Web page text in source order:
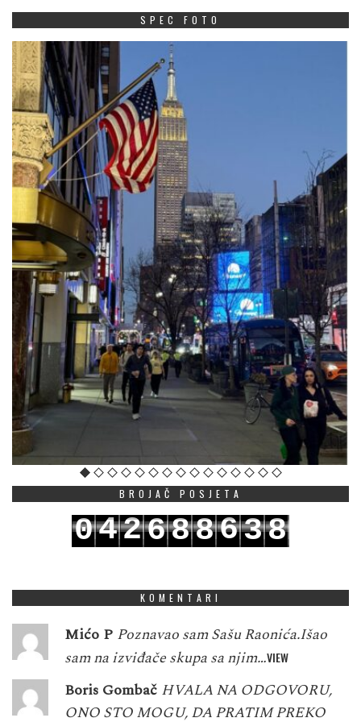
SPEC FOTO
BROJAČ POSJETA
042688638
KOMENTARI
Mićo P Poznavao sam Sašu Raonića.Išao
sam na izviđače skupa sa njim…VIEW
Boris Gombač HVALA NA ODGOVORU,
ONO STO MOGU, DA PRATIM PREKO